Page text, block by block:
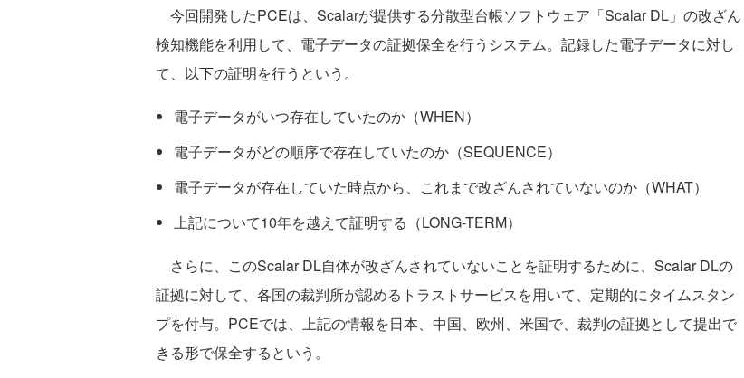
今回開発したPCEは、Scalarが提供する分散型台帳ソフトウェア「Scalar DL」の改ざん
検知機能を利用して、電子データの証拠保全を行うシステム。記録した電子データに対し
て、以下の証明を行うという。
電子データがいつ存在していたのか（WHEN）
電子データがどの順序で存在していたのか（SEQUENCE）
電子データが存在していた時点から、これまで改ざんされていないのか（WHAT）
上記について10年を越えて証明する（LONG-TERM）
さらに、このScalar DL自体が改ざんされていないことを証明するために、Scalar DLの
証拠に対して、各国の裁判所が認めるトラストサービスを用いて、定期的にタイムスタン
プを付与。PCEでは、上記の情報を日本、中国、欧州、米国で、裁判の証拠として提出で
きる形で保全するという。